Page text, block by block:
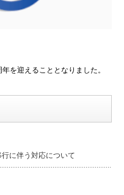
を迎えることとなりました。
に伴う対応について